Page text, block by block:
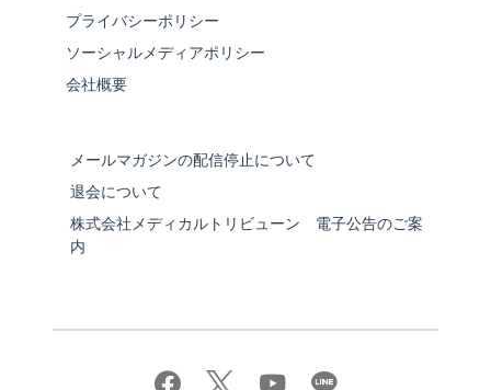
プライバシーポリシー
ソーシャルメディアポリシー
会社概要
メールマガジンの配信停止について
退会について
株式会社メディカルトリビューン 電子公告のご案
内